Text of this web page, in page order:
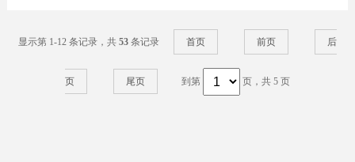
显示第 1-12 条记录，共 53条记录 首页 前页 后
页 尾页 到第 页，共 5 页